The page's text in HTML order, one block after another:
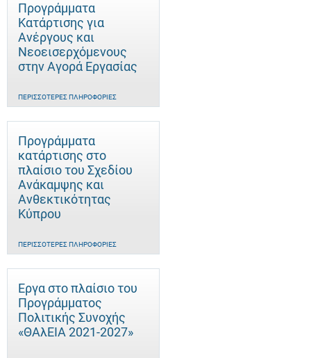
Προγράμματα
Κατάρτισης για
Ανέργους και
Νεοεισερχόμενους
στην Αγορά Εργασίας
ΠΕΡΙΣΣΌΤΕΡΕΣ ΠΛΗΡΟΦΟΡΊΕΣ
Προγράμματα
κατάρτισης στο
πλαίσιο του Σχεδίου
Ανάκαμψης και
Ανθεκτικότητας
Κύπρου
ΠΕΡΙΣΣΌΤΕΡΕΣ ΠΛΗΡΟΦΟΡΊΕΣ
Έργα στο πλαίσιο του
Προγράμματος
Πολιτικής Συνοχής
«ΘΑλΕΙΑ 2021-2027»